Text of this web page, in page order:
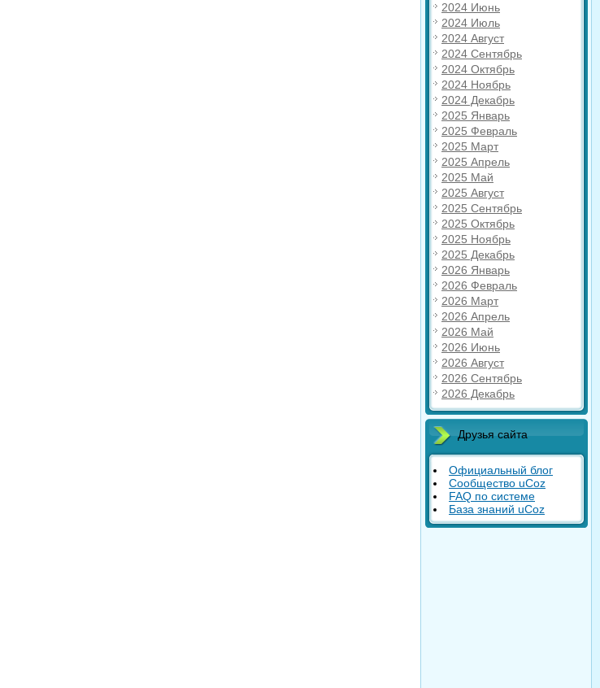
2024 Июнь
2024 Июль
2024 Август
2024 Сентябрь
2024 Октябрь
2024 Ноябрь
2024 Декабрь
2025 Январь
2025 Февраль
2025 Март
2025 Апрель
2025 Май
2025 Август
2025 Сентябрь
2025 Октябрь
2025 Ноябрь
2025 Декабрь
2026 Январь
2026 Февраль
2026 Март
2026 Апрель
2026 Май
2026 Июнь
2026 Август
2026 Сентябрь
2026 Декабрь
Друзья сайта
Официальный блог
Сообщество uCoz
FAQ по системе
База знаний uCoz